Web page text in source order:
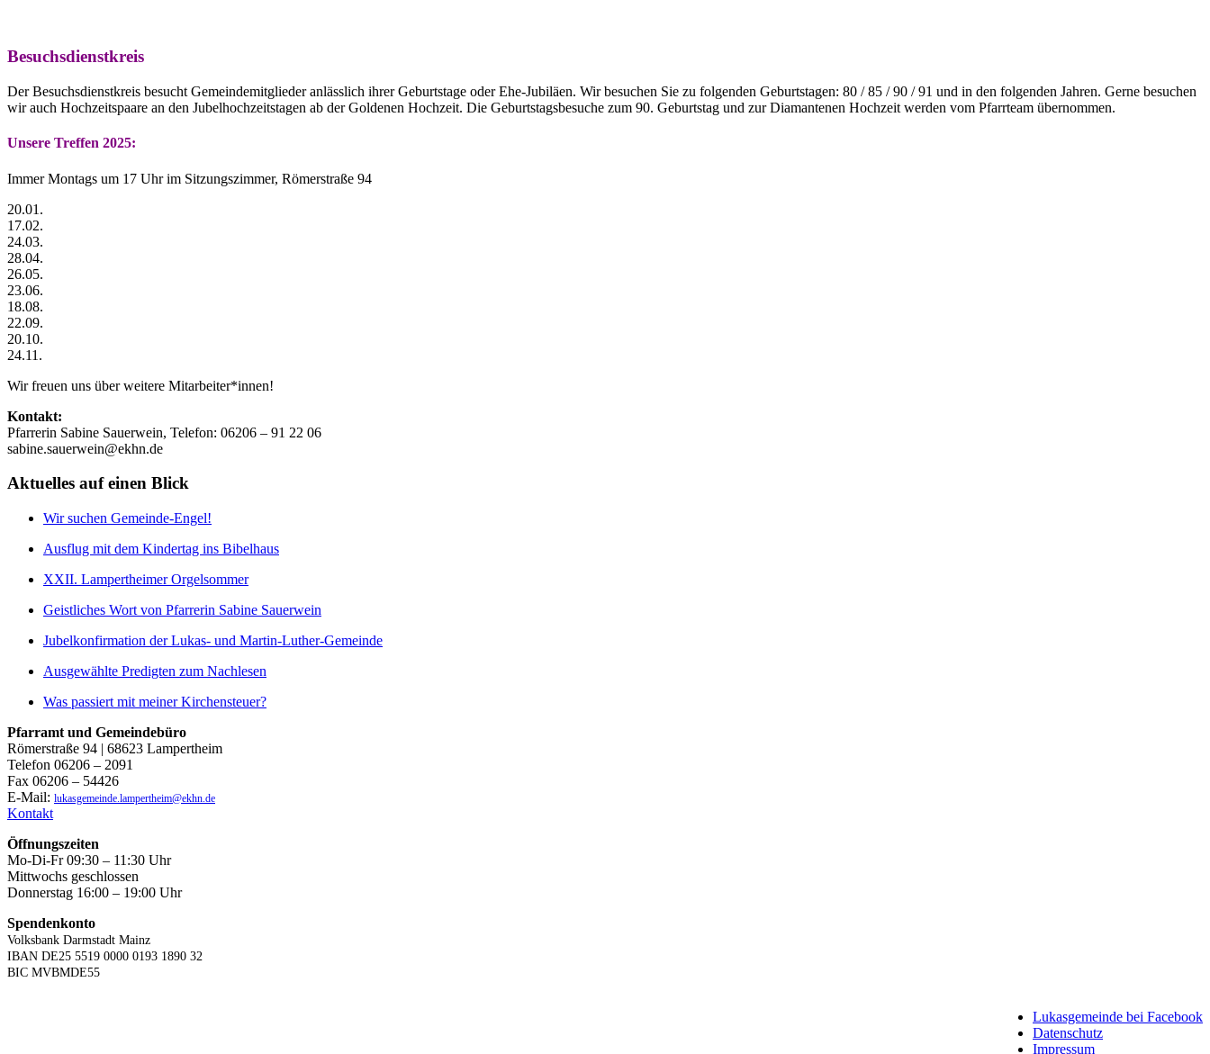
Besuchsdienstkreis
Der Besuchsdienstkreis besucht Gemeindemitglieder anlässlich ihrer Geburtstage oder Ehe-Jubiläen. Wir besuchen Sie zu folgenden Geburtstagen: 80 / 85 / 90 / 91 und in den folgenden Jahren. Gerne besuchen
wir auch Hochzeitspaare an den Jubelhochzeitstagen ab der Goldenen Hochzeit. Die Geburtstagsbesuche zum 90. Geburtstag und zur Diamantenen Hochzeit werden vom Pfarrteam übernommen.
Unsere Treffen 2025:
Immer Montags um 17 Uhr im Sitzungszimmer, Römerstraße 94
20.01.
17.02.
24.03.
28.04.
26.05.
23.06.
18.08.
22.09.
20.10.
24.11.
Wir freuen uns über weitere Mitarbeiter*innen!
Kontakt:
Pfarrerin Sabine Sauerwein, Telefon: 06206 – 91 22 06
sabine.sauerwein@ekhn.de
Aktuelles auf einen Blick
Wir suchen Gemeinde-Engel!
Ausflug mit dem Kindertag ins Bibelhaus
XXII. Lampertheimer Orgelsommer
Geistliches Wort von Pfarrerin Sabine Sauerwein
Jubelkonfirmation der Lukas- und Martin-Luther-Gemeinde
Ausgewählte Predigten zum Nachlesen
Was passiert mit meiner Kirchensteuer?
Pfarramt und Gemeindebüro
Römerstraße 94 | 68623 Lampertheim
Telefon 06206 – 2091
Fax 06206 – 54426
E-Mail: lukasgemeinde.lampertheim@ekhn.de
Kontakt
Öffnungszeiten
Mo-Di-Fr 09:30 – 11:30 Uhr
Mittwochs geschlossen
Donnerstag 16:00 – 19:00 Uhr
Spendenkonto
Volksbank Darmstadt Mainz
IBAN DE25 5519 0000 0193 1890 32
BIC MVBMDE55
Lukasgemeinde bei Facebook
Datenschutz
Impressum